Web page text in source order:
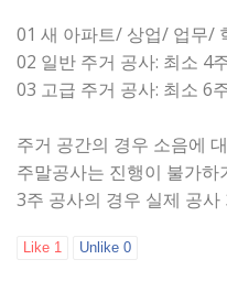
01 새 아파트/ 상업/ 업무/
02 일반 주거 공사: 최소 4
03 고급 주거 공사: 최소 6
주거 공간의 경우 소음에
주말공사는 진행이 불가하
3주 공사의 경우 실제 공
Like 1 Unlike 0